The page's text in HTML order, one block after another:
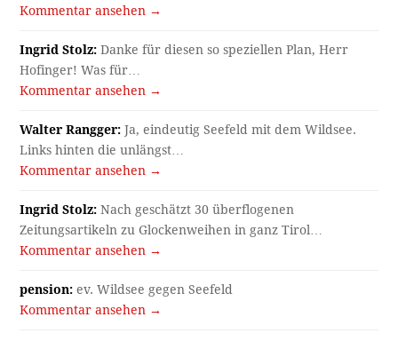
Kommentar ansehen →
Ingrid Stolz: Danke für diesen so speziellen Plan, Herr
Hofinger! Was für…
Kommentar ansehen →
Walter Rangger: Ja, eindeutig Seefeld mit dem Wildsee.
Links hinten die unlängst…
Kommentar ansehen →
Ingrid Stolz: Nach geschätzt 30 überflogenen
Zeitungsartikeln zu Glockenweihen in ganz Tirol…
Kommentar ansehen →
pension: ev. Wildsee gegen Seefeld
Kommentar ansehen →